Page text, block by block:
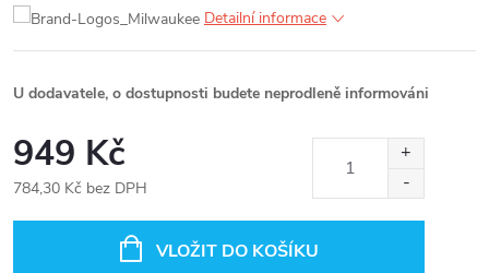
Detailní informace
U dodavatele, o dostupnosti budete neprodleně informováni
949 Kč
784,30 Kč bez DPH
VLOŽIT DO KOŠÍKU